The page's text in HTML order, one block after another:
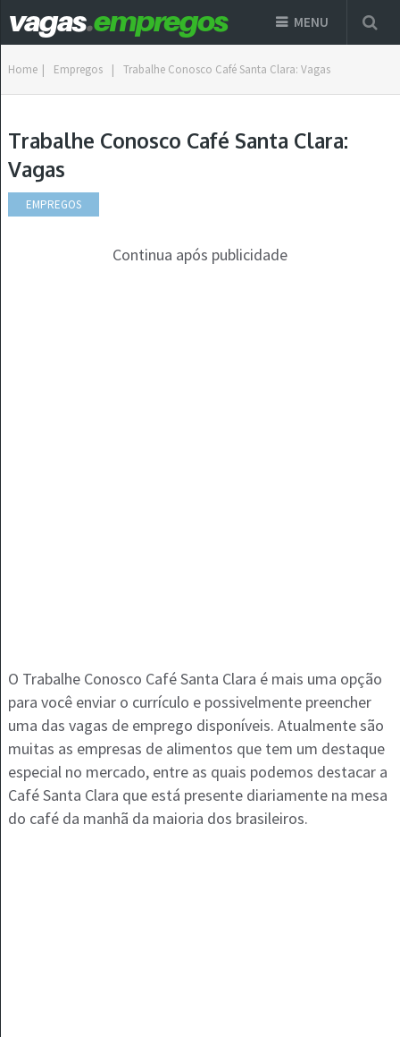
MENU
Home | Empregos | Trabalhe Conosco Café Santa Clara: Vagas
Trabalhe Conosco Café Santa Clara:
Vagas
EMPREGOS
Continua após publicidade
O Trabalhe Conosco Café Santa Clara é mais uma opção
para você enviar o currículo e possivelmente preencher
uma das vagas de emprego disponíveis. Atualmente são
muitas as empresas de alimentos que tem um destaque
especial no mercado, entre as quais podemos destacar a
Café Santa Clara que está presente diariamente na mesa
do café da manhã da maioria dos brasileiros.